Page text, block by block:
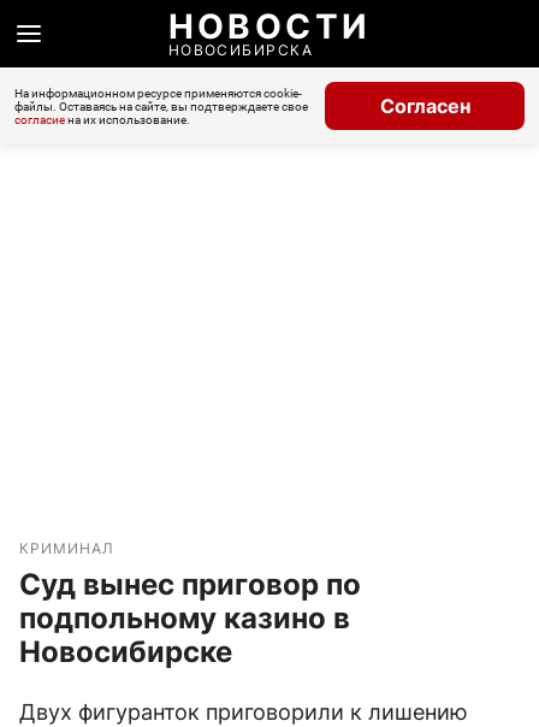
НОВОСТИ
НОВОСИБИРСКА
На информационном ресурсе применяются cookie-
файлы. Оставаясь на сайте, вы подтверждаете свое
согласиена их использование.
Согласен
КРИМИНАЛ
Суд вынес приговор по
подпольному казино в
Новосибирске
Двух фигуранток приговорили к лишению